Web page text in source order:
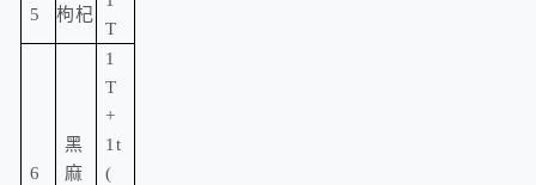
5 枸杞
T
6
黑
麻
1
T
+
1t
(